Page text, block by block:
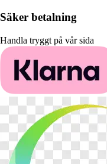
Säker betalning
Handla tryggt på vår sida